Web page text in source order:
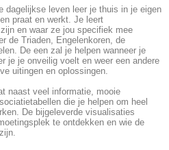
dagelijkse leven leer je thuis in je eigen
praat en werkt. Je leert
en waar ze jou specifiek mee
de Triaden, Engelenkoren, de
De een zal je helpen wanneer je
je je onveilig voelt en weer een andere
uitingen en oplossingen.
naast veel informatie, mooie
die je helpen om heel
De bijgeleverde visualisaties
te ontdekken en wie de